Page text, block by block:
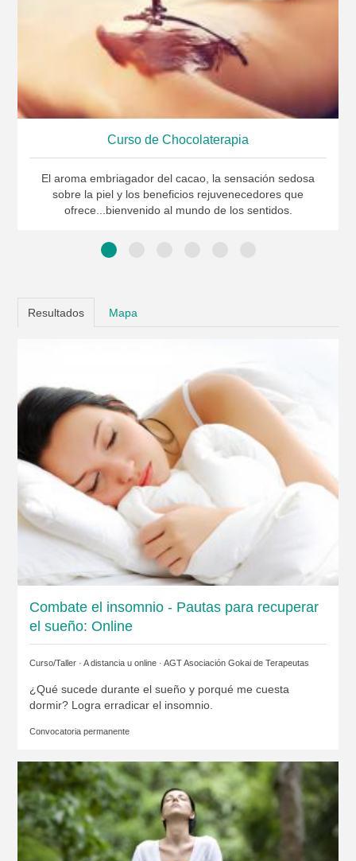
Curso de Chocolaterapia
El aroma embriagador del cacao, la sensación sedosa
sobre la piel y los beneficios rejuvenecedores que
ofrece...bienvenido al mundo de los sentidos.
Resultados Mapa
Combate el insomnio - Pautas para recuperar
el sueño: Online
Curso/Taller · A distancia u online · AGT Asociación Gokai de Terapeutas
¿Qué sucede durante el sueño y porqué me cuesta
dormir? Logra erradicar el insomnio.
Convocatoria permanente